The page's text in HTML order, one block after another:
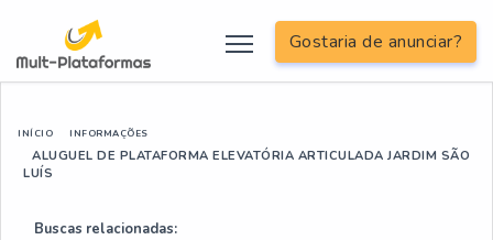
Gostaria de anunciar?
INÍCIO INFORMAÇÕES
ALUGUEL DE PLATAFORMA ELEVATÓRIA ARTICULADA JARDIM SÃO
LUÍS
Buscas relacionadas: